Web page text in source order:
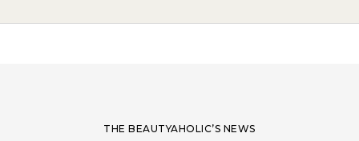
THE BEAUTYAHOLIC’S NEWS